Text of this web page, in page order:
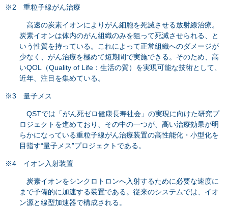
※2 重粒子線がん治療
高速の炭素イオンによりがん細胞を死滅させる放射線治療。
炭素イオンは体内のがん組織のみを狙って死滅させられる、と
いう性質を持っている。これによって正常組織へのダメージが
少なく、がん治療を極めて短期間で実施できる。そのため、高
いQOL（Quality of Life：生活の質）を実現可能な技術として、
近年、注目を集めている。
※3 量子メス
QSTでは「がん死ゼロ健康長寿社会」の実現に向けた研究プ
ロジェクトを進めており、その中の一つが、高い治療効果が明
らかになっている重粒子線がん治療装置の高性能化・小型化を
目指す“量子メス”プロジェクトである。
※4 イオン入射装置
炭素イオンをシンクロトロンへ入射するために必要な速度に
まで予備的に加速する装置である。従来のシステムでは、イオ
ン源と線型加速器で構成される。